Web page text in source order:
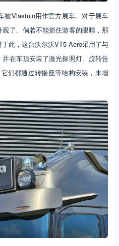
被Vlastuin用作官方展车。对于展车
了。倘若不能抓住游客的眼睛，那
此，这台沃尔沃VT5 Aero采用了与
在车顶安装了激光探照灯、旋转告
们都通过转接座等结构安装，未增